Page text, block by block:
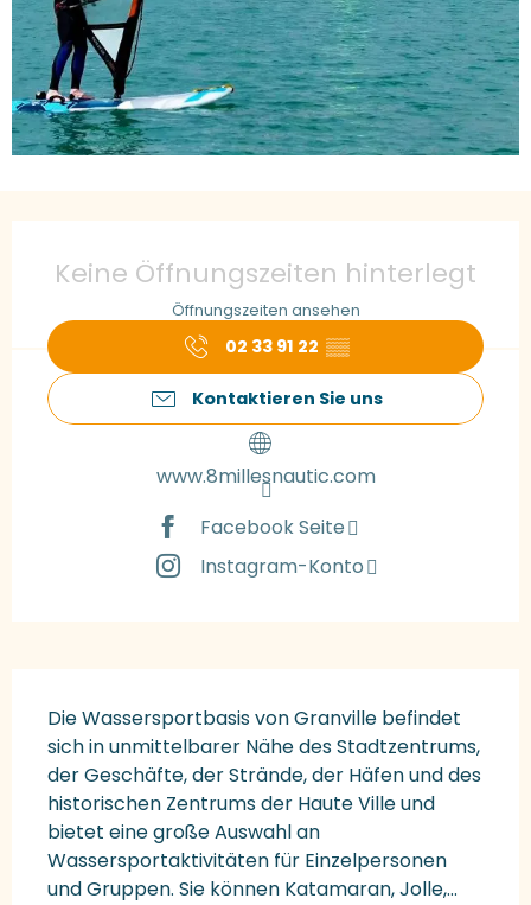
Keine Öffnungszeiten hinterlegt
Öffnungszeiten ansehen
02 33 91 22 ▒▒
Kontaktieren Sie uns
www.8millesnautic.com
Facebook Seite
Instagram-Konto
Die Wassersportbasis von Granville befindet
sich in unmittelbarer Nähe des Stadtzentrums,
der Geschäfte, der Strände, der Häfen und des
historischen Zentrums der Haute Ville und
bietet eine große Auswahl an
Wassersportaktivitäten für Einzelpersonen
und Gruppen. Sie können Katamaran, Jolle,...